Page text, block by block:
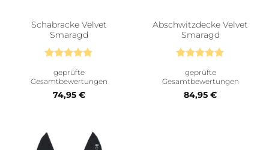
Schabracke Velvet
Smaragd
mit4.89
von 5
geprüfte
Gesamtbewertungen
74,95 €
Abschwitzdecke Velvet
Smaragd
mit5von
5
geprüfte
Gesamtbewertungen
84,95 €